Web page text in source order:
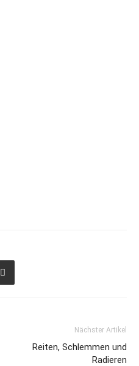
Nächster Artikel
Reiten, Schlemmen und
Radieren